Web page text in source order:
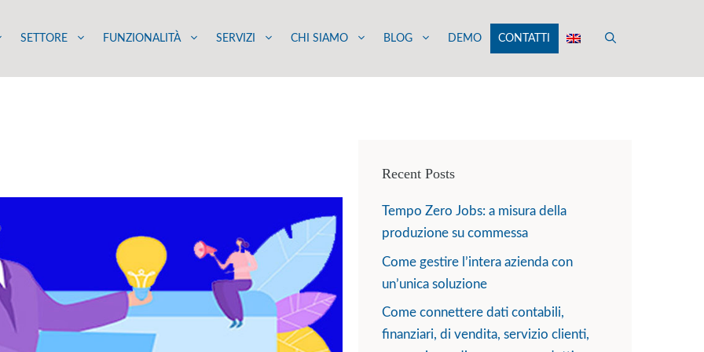
SETTORE FUNZIONALITÀ SERVIZI CHI SIAMO BLOG DEMO CONTATTI
Recent Posts
Tempo Zero Jobs: a misura della
produzione su commessa
Come gestire l’intera azienda con
un’unica soluzione
Come connettere dati contabili,
finanziari, di vendita, servizio clienti,